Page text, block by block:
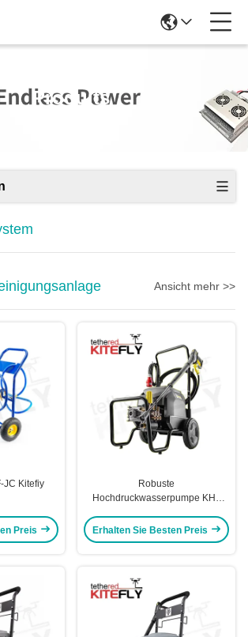
Produits
Ansicht mehr >>
JC Kitefiy
Preis
Robuste
Hochdruckwasserpumpe KH3
Erhalten Sie Besten Preis